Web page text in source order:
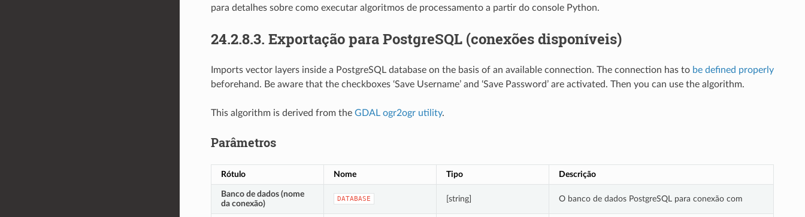
para detalhes sobre como executar algoritmos de processamento a partir do console Python.
24.2.8.3. Exportação para PostgreSQL (conexões disponíveis)
Imports vector layers inside a PostgreSQL database on the basis of an available connection. The connection has to be defined properly
beforehand. Be aware that the checkboxes ‘Save Username’ and ‘Save Password’ are activated. Then you can use the algorithm.
This algorithm is derived from the GDAL ogr2ogr utility.
Parâmetros
Rótulo Nome Tipo Descrição
Banco de dados (nome
da conexão)
DATABASE [string] O banco de dados PostgreSQL para conexão com